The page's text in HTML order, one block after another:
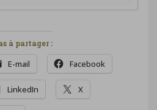
à partager :
E-mail Facebook
LinkedIn X